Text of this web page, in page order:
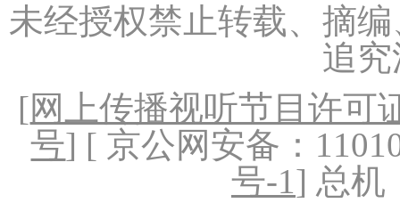
未经授权禁止转载、摘
追
[网上传播视听节目许可
号] [ 京公网安备：
号-1] 总机